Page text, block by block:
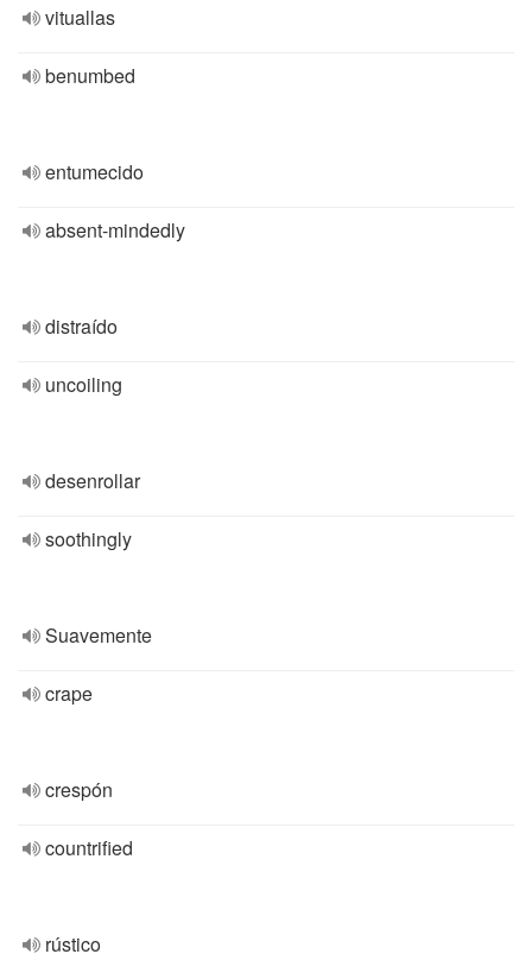
vituallas
benumbed
entumecido
absent-mindedly
distraído
uncoiling
desenrollar
soothingly
Suavemente
crape
crespón
countrified
rústico